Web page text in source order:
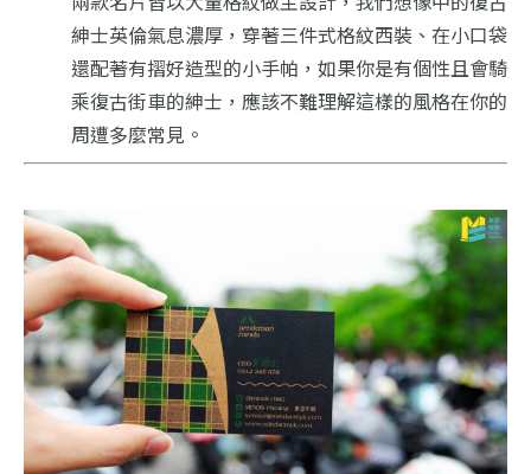
紳士英倫氣息濃厚， 穿著三件式格紋西裝、 在小口袋
還配著有摺好造型的小手帕， 如果你是有個性且會騎
乘復古街車的紳士， 應該不難理解這樣的風格在你的
周遭多麼常見。